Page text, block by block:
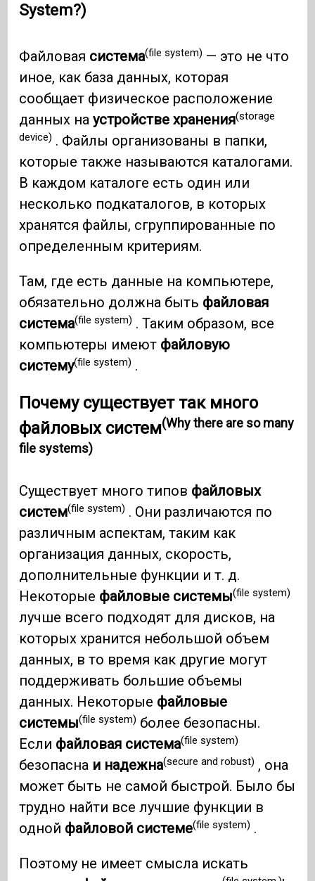
System?)
Файловая система(file system) — это не что
иное, как база данных, которая
сообщает физическое расположение
данных наустройстве хранения(storage
device) . Файлы организованы в папки,
которые также называются каталогами.
В каждом каталоге есть один или
несколько подкаталогов, в которых
хранятся файлы, сгруппированные по
определенным критериям.
Там, где есть данные на компьютере,
обязательно должна быть файловая
система(file system) . Таким образом, все
компьютеры имеют файловую
систему(file system) .
Почему существует так много
файловых систем(Why there are so many
file systems)
Существует много типов файловых
систем(file system) . Они различаются по
различным аспектам, таким как
организация данных, скорость,
дополнительные функции и т. д.
Некоторые файловые системы(file system)
лучше всего подходят для дисков, на
которых хранится небольшой объем
данных, в то время как другие могут
поддерживать большие объемы
данных. Некоторые файловые
системы(file system) более безопасны.
Если файловая система(file system)
безопасна и надежна(secure and robust) , она
может быть не самой быстрой. Было бы
трудно найти все лучшие функции в
одной файловой системе(file system) .
Поэтому не имеет смысла искать